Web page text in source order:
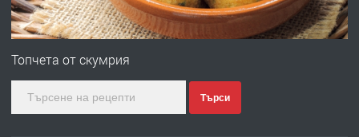
ПРЕДЛАГА Имот в Северна Гърция, до Кавала
Топчета от скумрия
Търси